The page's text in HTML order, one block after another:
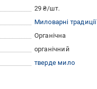
29 ₴/шт.
Миловарні традиції
Органічна
органічний
тверде мило